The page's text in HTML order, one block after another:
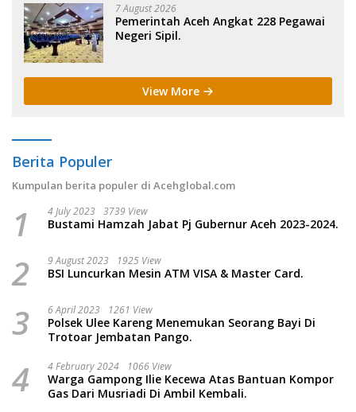
7 August 2026
Pemerintah Aceh Angkat 228 Pegawai
Negeri Sipil.
View More
Berita Populer
Kumpulan berita populer di Acehglobal.com
1 4 July 2023 3739 View
Bustami Hamzah Jabat Pj Gubernur Aceh 2023-2024.
2 9 August 2023 1925 View
BSI Luncurkan Mesin ATM VISA & Master Card.
3 6 April 2023 1261 View
Polsek Ulee Kareng Menemukan Seorang Bayi Di
Trotoar Jembatan Pango.
4 4 February 2024 1066 View
Warga Gampong Ilie Kecewa Atas Bantuan Kompor
Gas Dari Musriadi Di Ambil Kembali.